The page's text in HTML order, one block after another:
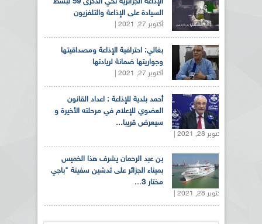
الإذاعة الجزائرية تحي الذكرى 59 لبسط
السيادة على الإذاعة والتلفزيون
أكتوبر 27, 2021 |
بغالي: احترافية الإذاعة ومصداقيتها
وجواريتها ضمانة لريادتها
أكتوبر 27, 2021 |
أحمد بلدية للإذاعة : اعداد القانون
العضوي للإعلام في مرحلته الأخيرة و
سيعرض قريبا...
أكتوبر 28, 2021 |
بن عبد الرحمان يشرف هذا الخميس
بميناء الجزائر على تدشين سفينة "باجي
مختار 3...
أكتوبر 28, 2021 |